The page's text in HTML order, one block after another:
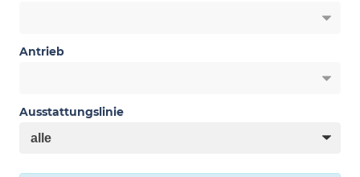
Antrieb
Ausstattungslinie